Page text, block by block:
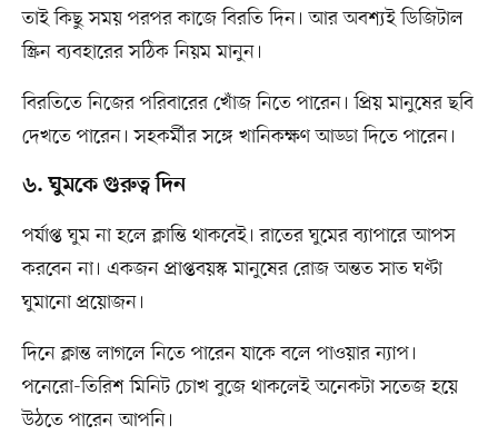
তাই কিছু সময় পরপর কাজে বিরতি দিন। আর অবশ্যই ডিজিটাল
স্ক্রিন ব্যবহারের সঠিক নিয়ম মানুন।
বিরতিতে নিজের পরিবারের খোঁজ নিতে পারেন। প্রিয় মানুষের ছবি
দেখতে পারেন। সহকর্মীর সঙ্গে খানিকক্ষণ আড্ডা দিতে পারেন।
৬. ঘুমকে গুরুত্ব দিন
পর্যাপ্ত ঘুম না হলে ক্লান্তি থাকবেই। রাতের ঘুমের ব্যাপারে আপস
করবেন না। একজন প্রাপ্তবয়স্ক মানুষের রোজ অন্তত সাত ঘণ্টা
ঘুমানো প্রয়োজন।
দিনে ক্লান্ত লাগলে নিতে পারেন যাকে বলে পাওয়ার ন্যাপ।
পনেরো-তিরিশ মিনিট চোখ বুজে থাকলেই অনেকটা সতেজ হয়ে
উঠতে পারেন আপনি।